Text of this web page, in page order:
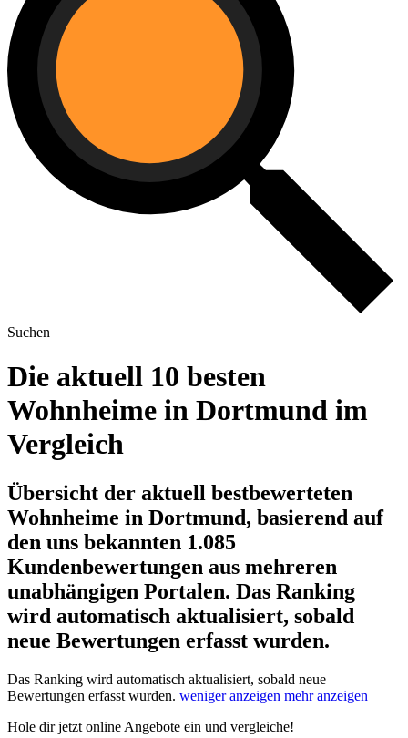
Suchen
Die aktuell 10 besten
Wohnheime in Dortmund im
Vergleich
Übersicht der aktuell bestbewerteten
Wohnheime in Dortmund, basierend auf
den uns bekannten 1.085
Kundenbewertungen aus mehreren
unabhängigen Portalen. Das Ranking
wird automatisch aktualisiert, sobald
neue Bewertungen erfasst wurden.
Das Ranking wird automatisch aktualisiert, sobald neue
Bewertungen erfasst wurden. weniger anzeigen mehr anzeigen
Hole dirjetzt online Angebote ein und vergleiche!